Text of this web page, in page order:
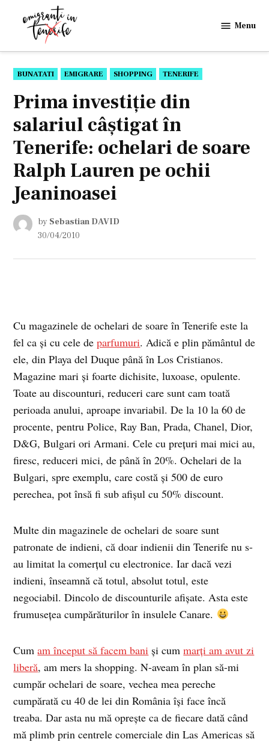
in
Menu
POSTED
IN
BUNATATI EMIGRARE SHOPPING TENERIFE
Prima investiţie din
salariul câştigat în
Tenerife: ochelari de soare
Ralph Lauren pe ochii
Jeaninoasei
by Sebastian DAVID
30/04/2010
Cu magazinele de ochelari de soare în Tenerife este la
fel ca şi cu cele deparfumuri. Adică e plin pământul de
ele, din Playa del Duque până în Los Cristianos.
Magazine mari şi foarte dichisite, luxoase, opulente.
Toate au discounturi, reduceri care sunt cam toată
perioada anului, aproape invariabil. De la 10 la 60 de
procente, pentru Police, Ray Ban, Prada, Chanel, Dior,
D&G, Bulgari ori Armani. Cele cu preţuri mai mici au,
firesc, reduceri mici, de până în 20%. Ochelari de la
Bulgari, spre exemplu, care costă şi 500 de euro
perechea, pot însă fi sub afişul cu 50% discount.
Multe din magazinele de ochelari de soare sunt
patronate de indieni, că doar indienii din Tenerife nu s-
au limitat la comerţul cu electronice. Iar dacă vezi
indieni, înseamnă că totul, absolut totul, este
negociabil. Dincolo de discounturile afişate. Asta este
frumuseţea cumpărăturilor în insulele Canare.
Cumam început să facem bani şi cummarţi am avut zi
liberă, am mers la shopping. N-aveam în plan să-mi
cumpăr ochelari de soare, vechea mea pereche
cumpărată cu 40 de lei din România îşi face încă
treaba. Dar asta nu mă opreşte ca de fiecare dată când
mă plimb prin centrele comerciale din Las Americas să